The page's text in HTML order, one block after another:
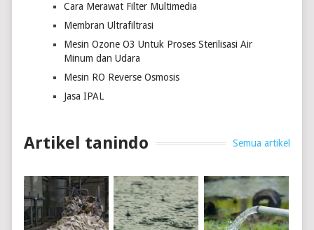
Cara Merawat Filter Multimedia
Membran Ultrafiltrasi
Mesin Ozone O3 Untuk Proses Sterilisasi Air
Minum dan Udara
Mesin RO Reverse Osmosis
Jasa IPAL
Artikel tanindo Semua artikel